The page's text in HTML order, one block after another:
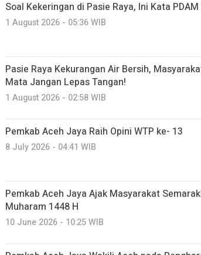
Soal Kekeringan di Pasie Raya, Ini Kata
1 August 2026 - 05:36 WIB
Pasie Raya Kekurangan Air Bersih,
Mata Jangan Lepas Tangan!
1 August 2026 - 02:58 WIB
Pemkab Aceh Jaya Raih Opini WTP ke- 13
8 July 2026 - 04:41 WIB
Pemkab Aceh Jaya Ajak Masyarakat
Muharam 1448 H
10 June 2026 - 10:25 WIB